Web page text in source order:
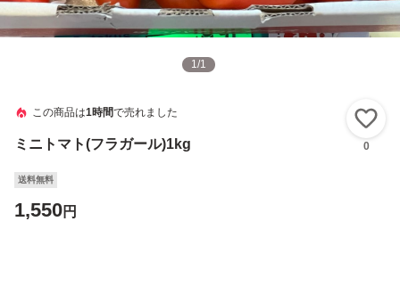
1/1
この商品は1時間で売れました
ミニトマト(フラガール)1kg 0
送料無料
1,550円